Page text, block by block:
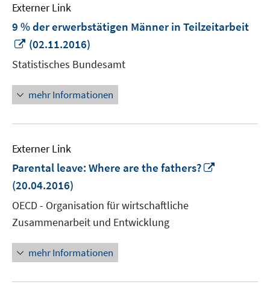
Externer Link
9 % der erwerbstätigen Männer in Teilzeitarbeit
In
neuem
Fenster
öffnen
(02.11.2016)
Statistisches Bundesamt
mehr Informationen
Externer Link
Parental leave: Where are the fathers?
(20.04.2016)
OECD - Organisation für wirtschaftliche
Zusammenarbeit und Entwicklung
mehr Informationen